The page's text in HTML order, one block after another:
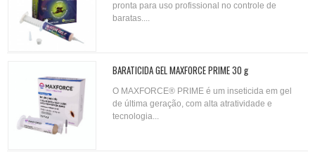
pronta para uso profissional no controle de
baratas....
BARATICIDA GEL MAXFORCE PRIME 30 g
O MAXFORCE® PRIME é um inseticida em gel
de última geração, com alta atratividade e
tecnologia...